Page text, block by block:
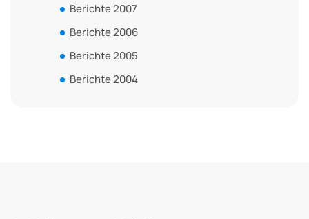
Berichte 2007
Berichte 2006
Berichte 2005
Berichte 2004